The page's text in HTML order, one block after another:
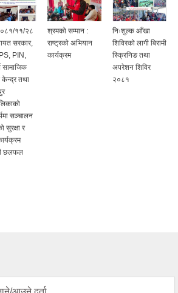
११/२८
सरकार,
PIN,
सामाजिक
केन्द्र तथा
सञ्चालन
सुरक्षा र
छलफल
श्रमको सम्मान :
राष्ट्रको अभियान
कार्यक्रम
निःशुल्क आँखा
शिविरको लागी बिरामी
स्क्रिनिङ तथा
अपरेशन शिविर
२०८१